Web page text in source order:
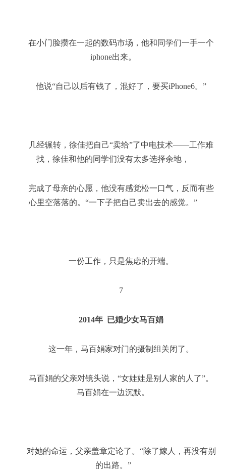
在小门脸攒在一起的数码市场，他和同学们一手一个
iphone出来。
他说“自己以后有钱了，混好了，要买iPhone6。”
几经辗转，徐佳把自己“卖给”了中电技术——工作难
找，徐佳和他的同学们没有太多选择余地，
完成了母亲的心愿，他没有感觉松一口气，反而有些
心里空落落的。“一下子把自己卖出去的感觉。”
一份工作，只是焦虑的开端。
7
2014年 已婚少女马百娟
这一年，马百娟家对门的摄制组关闭了。
马百娟的父亲对镜头说，“女娃娃是别人家的人了”。
马百娟在一边沉默。
对她的命运，父亲盖章定论了。“除了嫁人，再没有别
的出路。”